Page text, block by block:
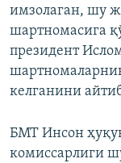
имзолаган, шу
шартномасига
президент
келганини
БМТ Инсон
комиссарлиги